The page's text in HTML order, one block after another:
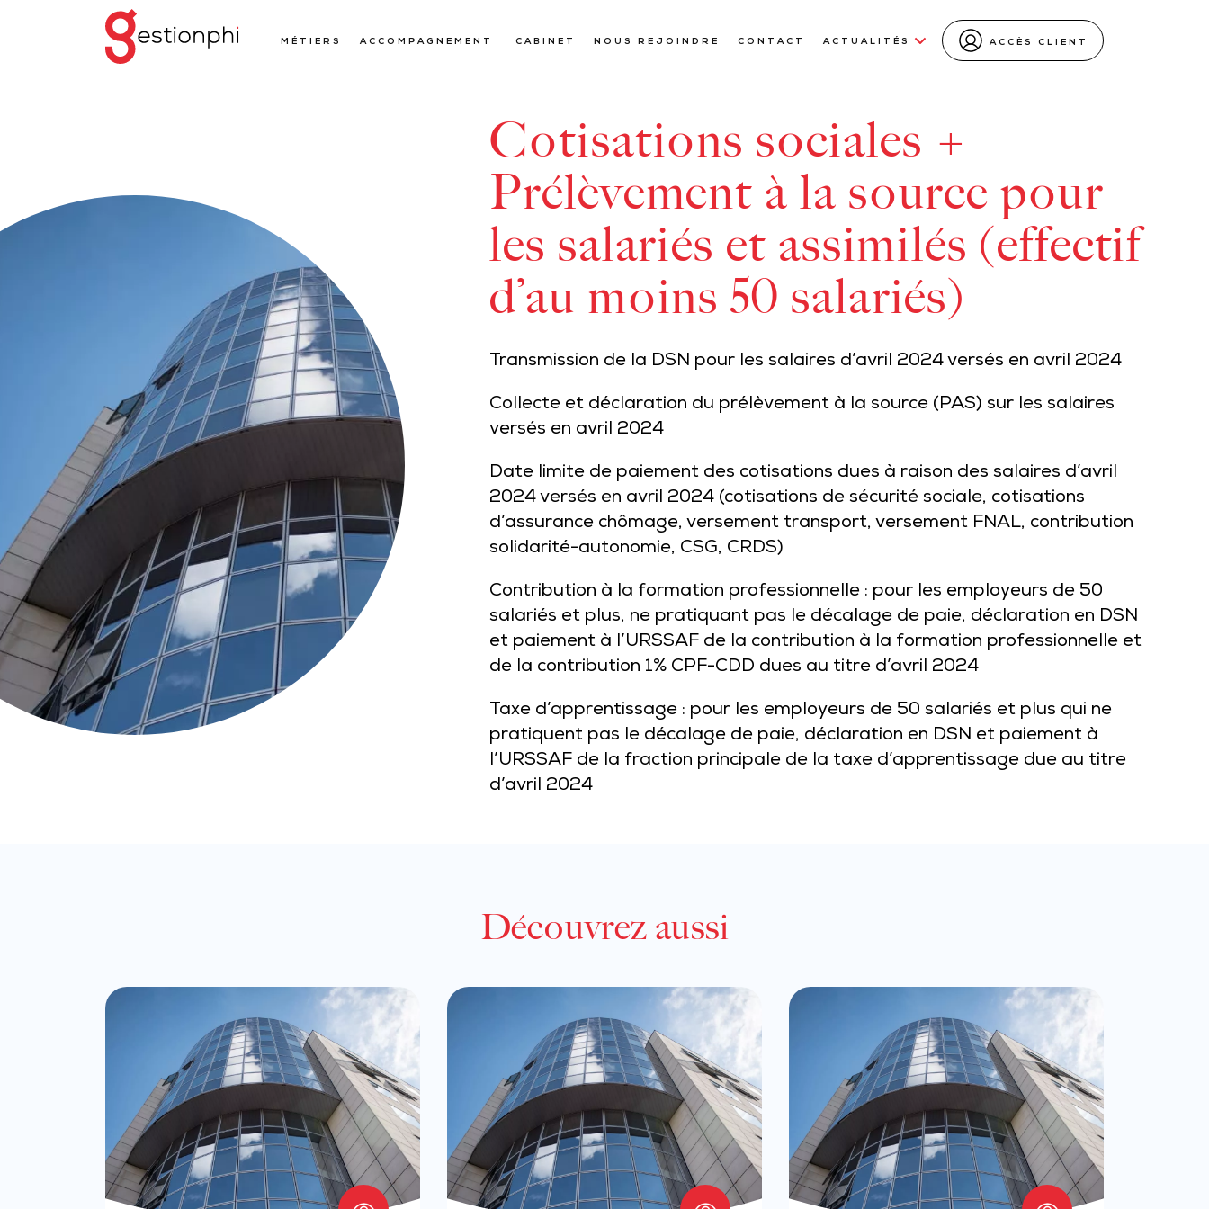
MÉTIERS ACCOMPAGNEMENT CABINET NOUS REJOINDRE CONTACT ACTUALITÉS ACCÈS CLIENT
Cotisations sociales +
Prélèvement à la source pour
les salariés et assimilés (effectif
d’au moins 50 salariés)
Transmission de la DSN pour les salaires d’avril 2024 versés en avril 2024
Collecte et déclaration du prélèvement à la source (PAS) sur les salaires
versés en avril 2024
Date limite de paiement des cotisations dues à raison des salaires d’avril
2024 versés en avril 2024 (cotisations de sécurité sociale, cotisations
d’assurance chômage, versement transport, versement FNAL, contribution
solidarité-autonomie, CSG, CRDS)
Contribution à la formation professionnelle : pour les employeurs de 50
salariés et plus, ne pratiquant pas le décalage de paie, déclaration en DSN
et paiement à l’URSSAF de la contribution à la formation professionnelle et
de la contribution 1% CPF-CDD dues au titre d’avril 2024
Taxe d’apprentissage : pour les employeurs de 50 salariés et plus qui ne
pratiquent pas le décalage de paie, déclaration en DSN et paiement à
l’URSSAF de la fraction principale de la taxe d’apprentissage due au titre
d’avril 2024
Découvrez aussi